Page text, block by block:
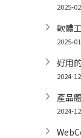
2025-
軟體
2025-
好用
2024-
產品
2024-